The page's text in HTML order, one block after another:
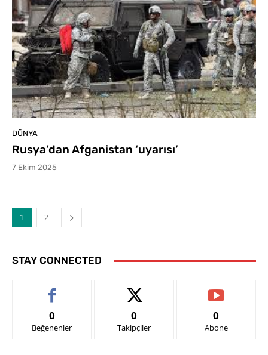
DÜNYA
Rusya’dan Afganistan ‘uyarısı’
7 Ekim 2025
1 2
STAY CONNECTED
0
Beğenenler
0
Takipçiler
0
Abone